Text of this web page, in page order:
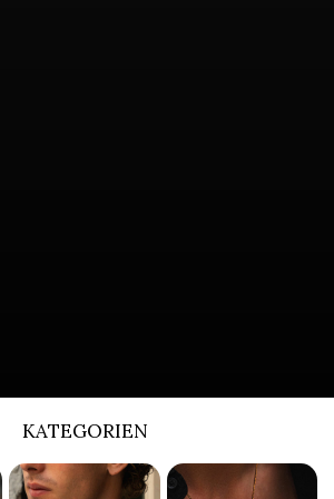
KATEGORIEN